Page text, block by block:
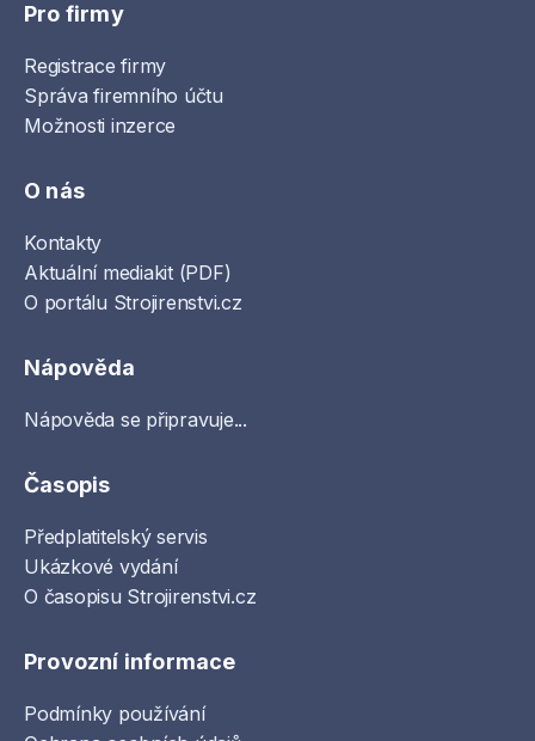
Pro firmy
Registrace firmy
Správa firemního účtu
Možnosti inzerce
O nás
Kontakty
Aktuální mediakit (PDF)
O portálu Strojirenstvi.cz
Nápověda
Nápověda se připravuje...
Časopis
Předplatitelský servis
Ukázkové vydání
O časopisu Strojirenstvi.cz
Provozní informace
Podmínky používání